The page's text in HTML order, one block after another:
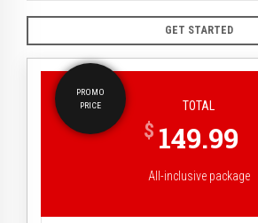
GET STARTED
PROMO
PRICE
TOTAL
$ 149.99
All-inclusive package